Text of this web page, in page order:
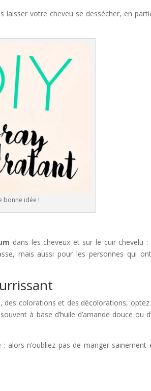
votre cheveu se dessécher, en
bonne idée !
dans les cheveux et sur le cuir chevelu :
mais aussi pour les personnes qui
des colorations et des décolorations,
à base d’huile d’amande douce ou
alors n’oubliez pas de manger sainement